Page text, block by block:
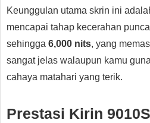
Keunggulan utama skrin ini
mencapai tahap kecerahan
sehingga 6,000 nits, yang
sangat jelas walaupun kamu
cahaya matahari yang terik.
Prestasi Kirin